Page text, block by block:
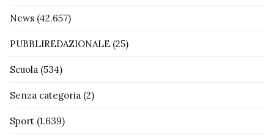
News (42.657)
PUBBLIREDAZIONALE (25)
Scuola (534)
Senza categoria (2)
Sport (1.639)